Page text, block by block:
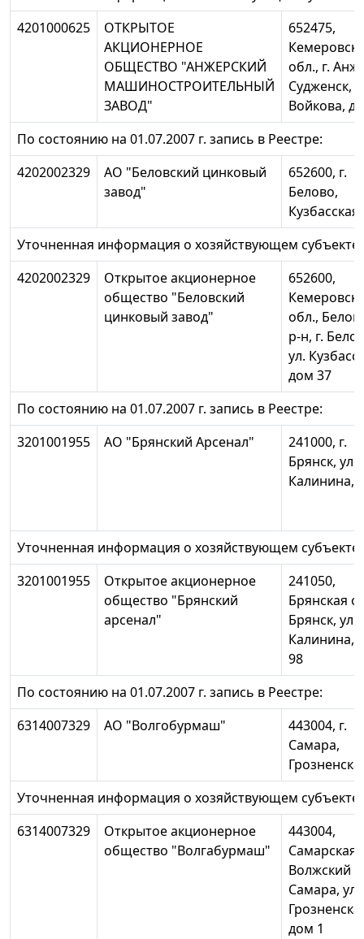
4201000625
ОТКРЫТОЕ
АКЦИОНЕРНОЕ
ОБЩЕСТВО "АНЖЕРСКИЙ
МАШИНОСТРОИТЕЛЬНЫЙ
ЗАВОД"
652475,
обл., г.
Судженск,
Войкова,
По состоянию на 01.07.2007 г. запись в Реестре:
4202002329
АО "Беловский цинковый
завод"
652600, г.
Белово,
Уточненная информация о хозяйствующем субъекте:
4202002329
Открытое акционерное
общество "Беловский
цинковый завод"
652600,
обл.,
р-н, г.
ул.
дом 37
По состоянию на 01.07.2007 г. запись в Реестре:
3201001955
АО "Брянский Арсенал"
241000, г.
Брянск, ул.
Калинина,
Уточненная информация о хозяйствующем субъекте:
3201001955
Открытое акционерное
общество "Брянский
арсенал"
241050,
Брянская
Брянск, ул.
Калинина,
98
По состоянию на 01.07.2007 г. запись в Реестре:
6314007329
АО "Волгобурмаш"
443004, г.
Самара,
Уточненная информация о хозяйствующем субъекте:
6314007329
Открытое акционерное
общество "Волгабурмаш"
443004,
Самарская
Волжский
Самара, ул.
дом 1